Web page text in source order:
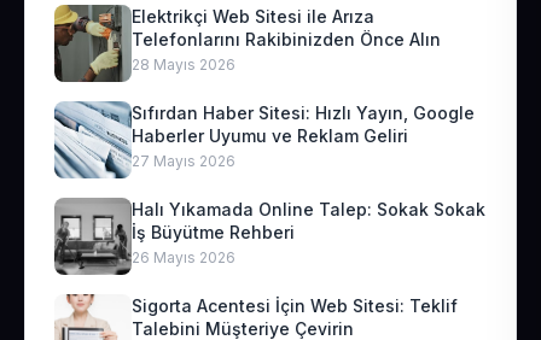
Elektrikçi Web Sitesi ile Arıza
Telefonlarını Rakibinizden Önce Alın
28 Mayıs 2026
Sıfırdan Haber Sitesi: Hızlı Yayın, Google
Haberler Uyumu ve Reklam Geliri
27 Mayıs 2026
Halı Yıkamada Online Talep: Sokak Sokak
İş Büyütme Rehberi
26 Mayıs 2026
Sigorta Acentesi İçin Web Sitesi: Teklif
Talebini Müşteriye Çevirin